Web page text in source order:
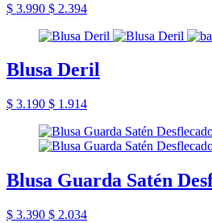
$ 3.990 $ 2.394
Blusa Deril
$ 3.190 $ 1.914
Blusa Guarda Satén
$ 3.390 $ 2.034